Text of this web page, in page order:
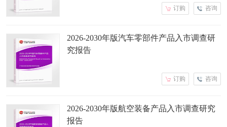
咨询
订购
2026-2030年版汽车零部件产品入市调查研
究报告
咨询
订购
2026-2030年版航空装备产品入市调查研究
报告